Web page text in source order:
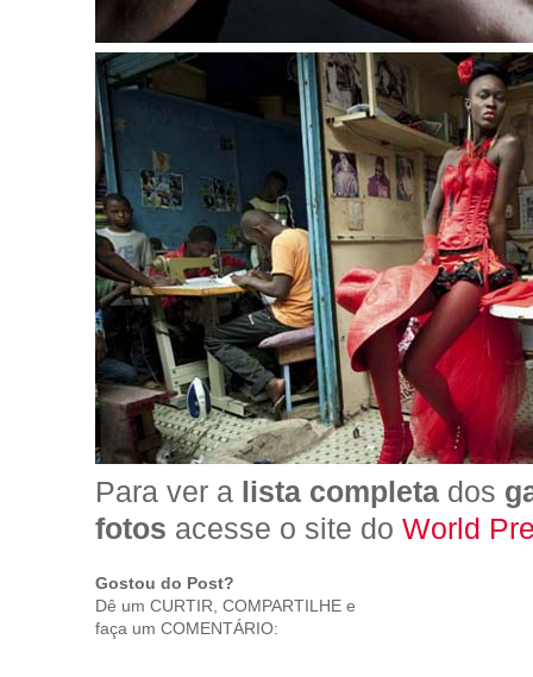
Para ver a lista completa dos
fotos acesse o site do World
Gostou do Post?
Dê um CURTIR, COMPARTILHE e
faça um COMENTÁRIO: